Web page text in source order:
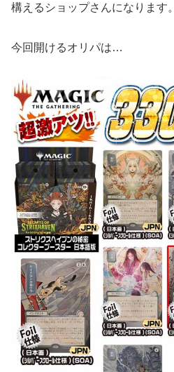
構えるショップさんになります。
今回開けるオリパは…